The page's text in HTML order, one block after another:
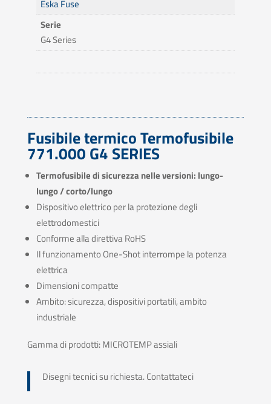
Eska Fuse
Serie
G4 Series
Fusibile termico Termofusibile
771.000 G4 SERIES
Termofusibile di sicurezza nelle versioni: lungo-
lungo / corto/lungo
Dispositivo elettrico per la protezione degli
elettrodomestici
Conforme alla direttiva RoHS
Il funzionamento One-Shot interrompe la potenza
elettrica
Dimensioni compatte
Ambito: sicurezza, dispositivi portatili, ambito
industriale
Gamma di prodotti: MICROTEMP assiali
Disegni tecnici su richiesta. Contattateci